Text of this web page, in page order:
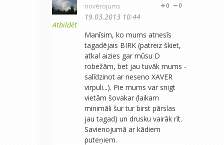
Atbildēt
novērojums
0
0
19.03.2013 10:44
Manīsim, ko mums atnesīs
tagadējais BIRK (patreiz škiet,
atkal aizies gar mūsu D
robežām, bet jau tuvāk mums -
salīdzinot ar neseno XAVER
virpuli...). Pie mums var snigt
vietām šovakar (laikam
minimāli šur tur birst pārslas
jau tagad) un drusku vairāk rīt.
Savienojumā ar kādiem
puteņiem.